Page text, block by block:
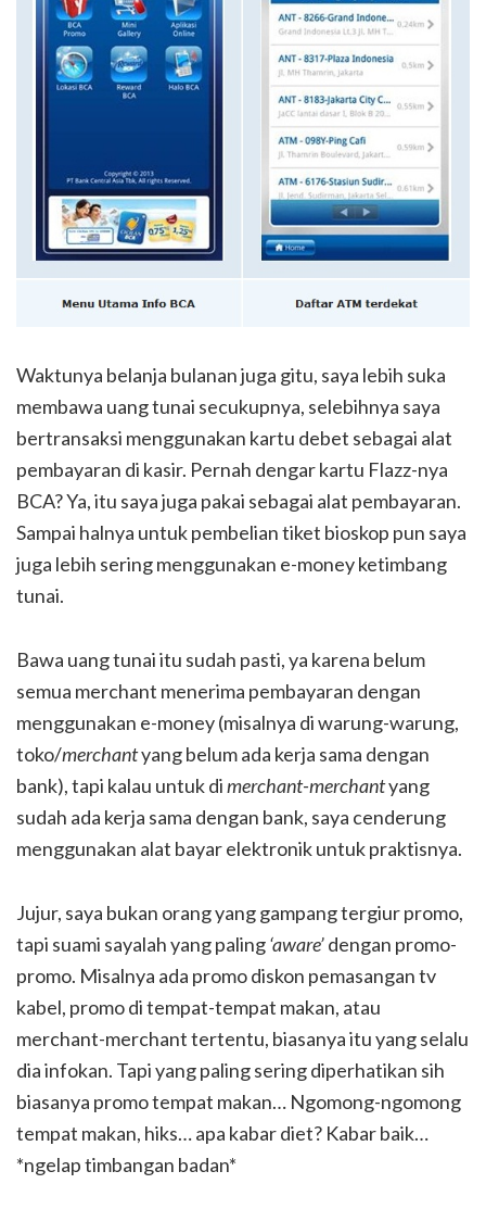
Waktunya belanja bulanan juga gitu, saya lebih suka
membawa uang tunai secukupnya, selebihnya saya
bertransaksi menggunakan kartu debet sebagai alat
pembayaran di kasir. Pernah dengar kartu Flazz-nya
BCA? Ya, itu saya juga pakai sebagai alat pembayaran.
Sampai halnya untuk pembelian tiket bioskop pun saya
juga lebih sering menggunakan e-money ketimbang
tunai.
Bawa uang tunai itu sudah pasti, ya karena belum
semua merchant menerima pembayaran dengan
menggunakan e-money (misalnya di warung-warung,
toko/merchantyang belum ada kerja sama dengan
bank), tapi kalau untuk dimerchant-merchantyang
sudah ada kerja sama dengan bank, saya cenderung
menggunakan alat bayar elektronik untuk praktisnya.
Jujur, saya bukan orang yang gampang tergiur promo,
tapi suami sayalah yang paling‘aware’dengan promo-
promo. Misalnya ada promo diskon pemasangan tv
kabel, promo di tempat-tempat makan, atau
merchant-merchant tertentu, biasanya itu yang selalu
dia infokan. Tapi yang paling sering diperhatikan sih
biasanya promo tempat makan… Ngomong-ngomong
tempat makan, hiks… apa kabar diet? Kabar baik…
*ngelap timbangan badan*